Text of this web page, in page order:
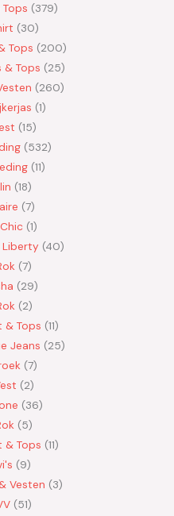
379
30
Tops
200
& Tops
25
260
1
15
532
11
18
7
1
Liberty 40
7
29
2
& Tops 11
Jeans 25
7
2
36
5
& Tops 11
9
Vesten
3
51